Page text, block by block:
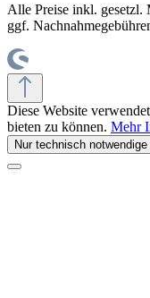
Alle Preise inkl. gesetzl.
ggf.
Diese Website
bieten zu können. Mehr
Nur technisch notwendige